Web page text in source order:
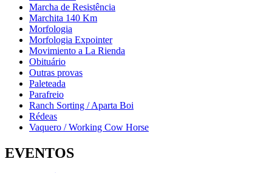
Marcha de Resistência
Marchita 140 Km
Morfologia
Morfologia Expointer
Movimiento a La Rienda
Obituário
Outras provas
Paleteada
Parafreio
Ranch Sorting / Aparta Boi
Rédeas
Vaquero / Working Cow Horse
EVENTOS